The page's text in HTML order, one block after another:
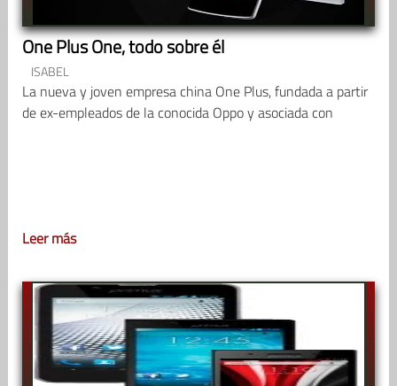
One Plus One, todo sobre él
ISABEL
La nueva y joven empresa china One Plus, fundada a partir
de ex-empleados de la conocida Oppo y asociada con
Leer más